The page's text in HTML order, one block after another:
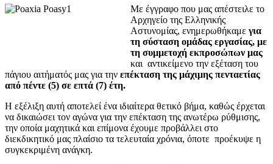
Με έγγραφο που μας απέστειλε το
Αρχηγείο της Ελληνικής
Αστυνομίας, ενημερωθήκαμε για
τη σύσταση ομάδας εργασίας, με
τη συμμετοχή εκπροσώπων μας
και αντικείμενο την εξέταση του
πάγιου αιτήματός μας για την επέκταση της μάχιμης πενταετίας
από πέντε (5) σε επτά (7) έτη.
Η εξέλιξη αυτή αποτελεί ένα ιδιαίτερα θετικό βήμα, καθώς έρχεται
να δικαιώσει τον αγώνα για την επέκταση της ανωτέρω ρύθμισης,
την οποία μαχητικά και επίμονα έχουμε προβάλλει στο
διεκδικητικό μας πλαίσιο τα τελευταία χρόνια, όποτε προέκυψε η
συγκεκριμένη ανάγκη.